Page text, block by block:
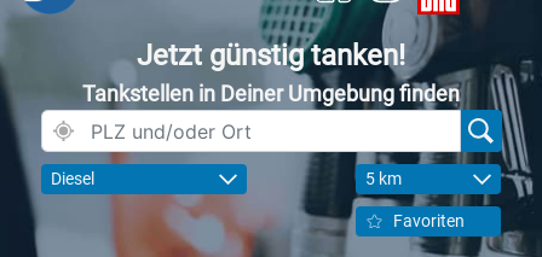
Jetzt günstig tanken!
Tankstellen in Deiner Umgebung finden
Diesel 5 km
Favoriten